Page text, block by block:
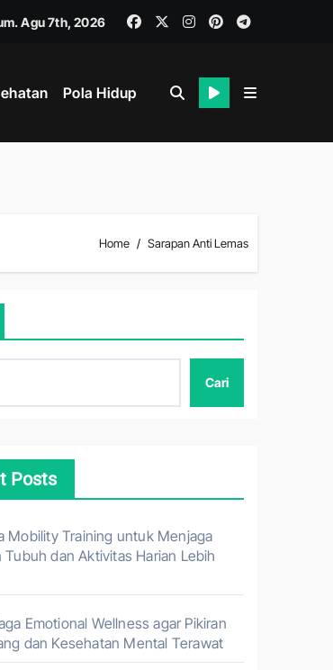
Agu 7th, 2026
Pola Hidup
Home Sarapan Anti Lemas
Cari
Posts
Mobility Training untuk Menjaga
Tubuh dan Aktivitas Harian Lebih
Emotional Wellness agar Pikiran
dan Kesehatan Mental Terawat